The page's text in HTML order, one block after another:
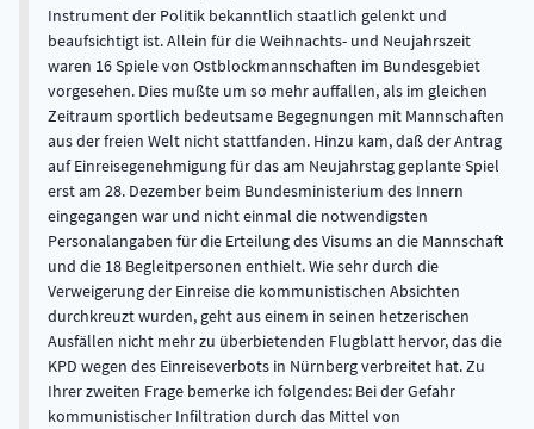
Instrument der Politik bekanntlich staatlich gelenkt und
beaufsichtigt ist. Allein für die Weihnachts- und Neujahrszeit
waren 16 Spiele von Ostblockmannschaften im Bundesgebiet
vorgesehen. Dies mußte um so mehr auffallen, als im gleichen
Zeitraum sportlich bedeutsame Begegnungen mit Mannschaften
aus der freien Welt nicht stattfanden. Hinzu kam, daß der Antrag
auf Einreisegenehmigung für das am Neujahrstag geplante Spiel
erst am 28. Dezember beim Bundesministerium des Innern
eingegangen war und nicht einmal die notwendigsten
Personalangaben für die Erteilung des Visums an die Mannschaft
und die 18 Begleitpersonen enthielt. Wie sehr durch die
Verweigerung der Einreise die kommunistischen Absichten
durchkreuzt wurden, geht aus einem in seinen hetzerischen
Ausfällen nicht mehr zu überbietenden Flugblatt hervor, das die
KPD wegen des Einreiseverbots in Nürnberg verbreitet hat. Zu
Ihrer zweiten Frage bemerke ich folgendes: Bei der Gefahr
kommunistischer Infiltration durch das Mittel von